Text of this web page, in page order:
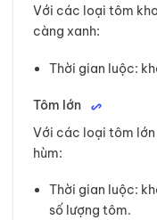
Với các loại tôm
càng xanh:
Thời gian luộc:
Tôm lớn
Với các loại tôm lớn
hùm:
Thời gian luộc:
số lượng tôm.